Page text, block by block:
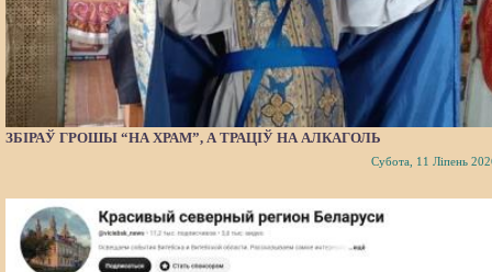
ЗБІРАЎ ГРОШЫ “НА ХРАМ”, А ТРАЦІЎ НА АЛКАГОЛЬ
Субота, 11 Ліпень